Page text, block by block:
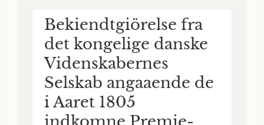
Land- Oekonornie- og Comnierce-
Kollegium. G Vid. Seis. Skr. Ill Del, I Hafte, C
/ ✓ J 'enne Iagttagelse blev anstillet med en
akromatisk Kikkert af 3| Fods Brændvide og
147 Ganges Forstørrelse, forfærdiget
Forsög med
Kiöbenhavns
saakaldede
Bekiendtgiörelse fra
det kongelige danske
Videnskabernes
Selskab angaaende de
i Aaret 1805